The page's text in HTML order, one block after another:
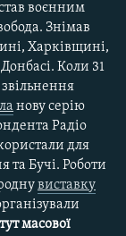
воєнним
Знімав
Харківщині,
Коли 31
нову серію
Радіо
для
та Бучі. Роботи
виставку
масової